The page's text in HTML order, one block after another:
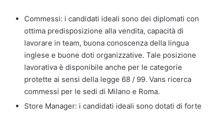
Commessi: i candidati ideali sono dei diplomati con
ottima predisposizione alla vendita, capacità di
lavorare in team, buona conoscenza della lingua
inglese e buone doti organizzative. Tale posizione
lavorativa è disponibile anche per le categorie
protette ai sensi della legge 68 / 99. Vans ricerca
commessi per le sedi di Milano e Roma.
Store Manager: i candidati ideali sono dotati di forte